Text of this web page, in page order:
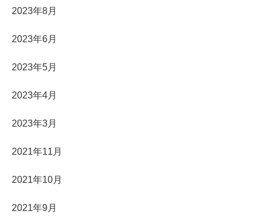
2023年8月
2023年6月
2023年5月
2023年4月
2023年3月
2021年11月
2021年10月
2021年9月